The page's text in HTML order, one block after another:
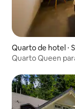
Quarto de hotel ⋅
Quarto Queen